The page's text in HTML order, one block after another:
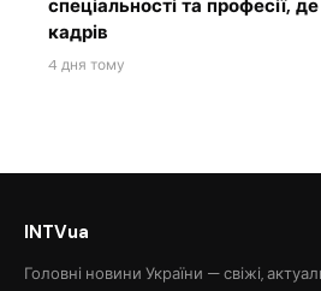
спеціальності та професії,
кадрів
4 дня тому
INTVua
Головні новини України — свіжі,